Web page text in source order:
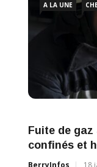
A LA UNE
Fuite de gaz
confinés et
BerryInfos 18